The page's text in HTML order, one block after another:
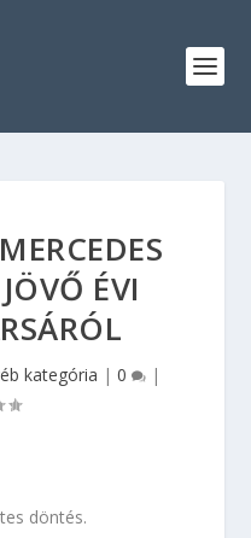
ÉVI
kategória | 0 |
döntés.